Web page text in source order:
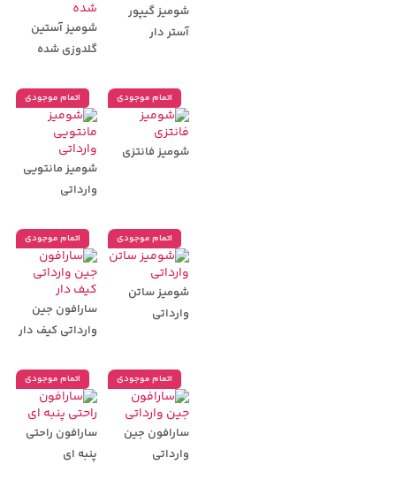
شومیز گیپور
آستر دار
شومیز آستین
گلدوزی شده
اتمام موجودی
شومیز فانتزی
اتمام موجودی
شومیز مانتویی
وارداتی
اتمام موجودی
شومیز ساتن
وارداتی
اتمام موجودی
سارافون جین
وارداتی کیف دار
اتمام موجودی
سارافون جین
وارداتی
اتمام موجودی
سارافون راحتی
پنبه ای